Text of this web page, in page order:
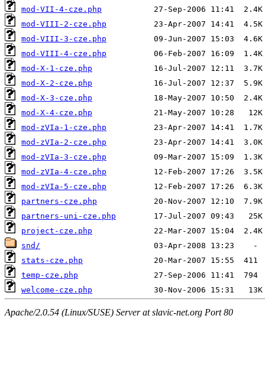
mod-VII-4-cze.php
mod-VIII-2-cze.php
mod-VIII-3-cze.php
mod-VIII-4-cze.php
mod-X-1-cze.php
mod-X-2-cze.php
mod-X-3-cze.php
mod-X-4-cze.php
mod-zVIa-1-cze.php
mod-zVIa-2-cze.php
mod-zVIa-3-cze.php
mod-zVIa-4-cze.php
mod-zVIa-5-cze.php
partners-cze.php
partners-uni-cze.php
project-cze.php
snd/
stats-cze.php
temp-cze.php
welcome-cze.php
Apache/2.0.54 (Linux/SUSE) Server at slavic-net.org Port 80